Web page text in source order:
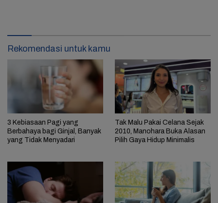
Rekomendasi untuk kamu
3 Kebiasaan Pagi yang
Berbahaya bagi Ginjal, Banyak
yang Tidak Menyadari
Tak Malu Pakai Celana Sejak
2010, Manohara Buka Alasan
Pilih Gaya Hidup Minimalis